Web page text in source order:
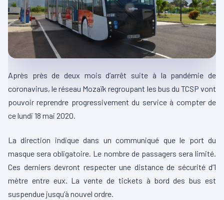
Après près de deux mois d’arrêt suite à la pandémie de
coronavirus, le réseau Mozaïk regroupant les bus du TCSP vont
pouvoir reprendre progressivement du service à compter de
ce lundi 18 mai 2020.
La direction indique dans un communiqué que le port du
masque sera obligatoire. Le nombre de passagers sera limité.
Ces derniers devront respecter une distance de sécurité d’1
mètre entre eux. La vente de tickets à bord des bus est
suspendue jusqu’à nouvel ordre.